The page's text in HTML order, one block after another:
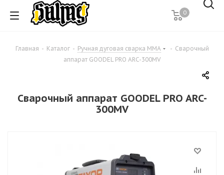
0
Главная - Каталог - Ручная дуговая сварка MMA - Сварочный
аппарат GOODEL PRO ARC-300MV
Сварочный аппарат GOODEL PRO ARC-
300MV